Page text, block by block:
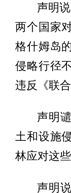
声明
两个国家
格什姆岛
侵略行径
违反《联
声明
土和设施
林应对这
声明